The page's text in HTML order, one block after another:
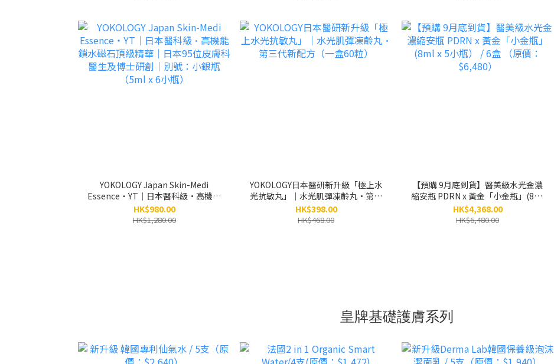
YOKOLOGY Japan Skin-Medi
Essence・YT｜日本醫科級•高機能
鎖水磁石頂級精華｜日本95位皮膚科
醫生及博士研創｜別號：小銀瓶
HK$980.00
HK$1,280.00
YOKOLOGY日本醫研新升級「極上水
光抗敏丸」｜水光肌彈凍齡丸•第三
代新配方（一盒60粒）
HK$398.00
HK$468.00
【預購 9月底到貨】醫美級水光金濃
縮安瓶 PDRN x 黃金「小金瓶」(8ml
x 5小瓶） / 6盒 （原價：$6,480）
HK$4,368.00
HK$6,480.00
皇牌基礎護膚系列